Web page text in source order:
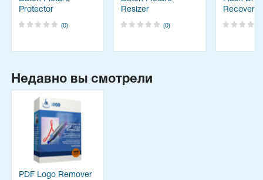
Protector
(0)
Resizer
(0)
Recovery
Недавно вы смотрели
PDF Logo Remover